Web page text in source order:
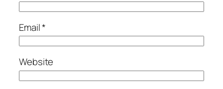
Email*
Website